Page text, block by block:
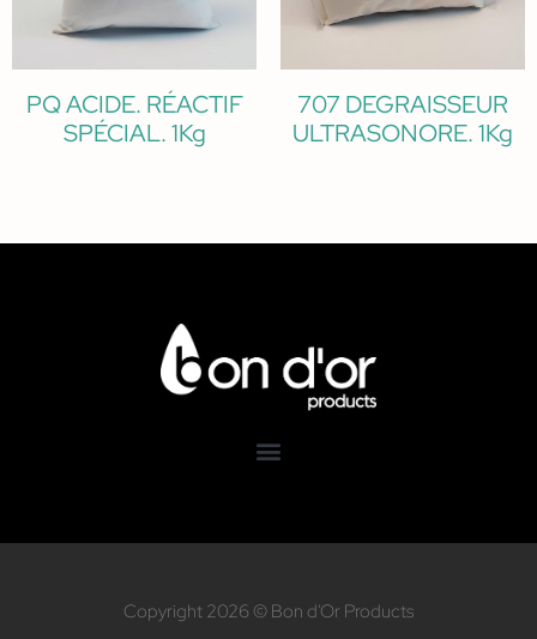
PQ ACIDE. RÉACTIF
SPÉCIAL. 1Kg
707 DEGRAISSEUR
ULTRASONORE. 1Kg
Copyright 2026 © Bon d'Or Products